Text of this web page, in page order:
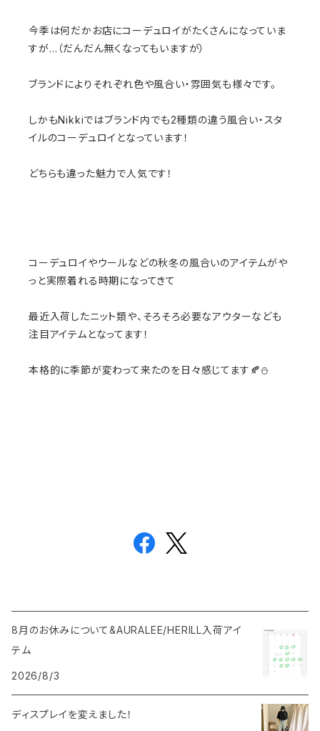
今季は何だかお店にコーデュロイがたくさんになっていま
すが…（だんだん無くなってもいますが）
ブランドによりそれぞれ色や風合い・雰囲気も様々です。
しかもNikkiではブランド内でも2種類の違う風合い・スタ
イルのコーデュロイとなっています！
どちらも違った魅力で人気です！
コーデュロイやウールなどの秋冬の風合いのアイテムがや
っと実際着れる時期になってきて
最近入荷したニット類や、そろそろ必要なアウターなども
注目アイテムとなってます！
本格的に季節が変わって来たのを日々感じてます🍂⛄️
8月のお休みについて&AURALEE/HERILL入荷アイ
テム
2026/8/3
ディスプレイを変えました！